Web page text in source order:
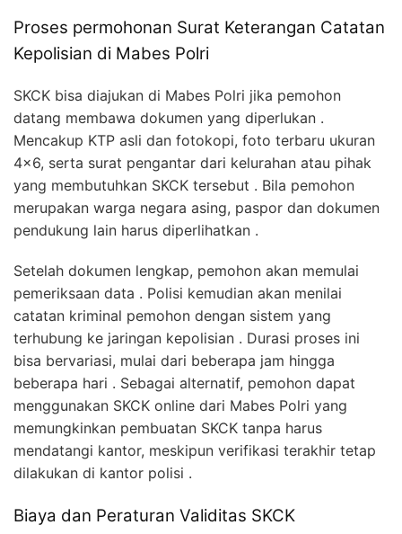
Proses permohonan Surat Keterangan Catatan
Kepolisian di Mabes Polri
SKCK bisa diajukan di Mabes Polri jika pemohon
datang membawa dokumen yang diperlukan .
Mencakup KTP asli dan fotokopi, foto terbaru ukuran
4×6, serta surat pengantar dari kelurahan atau pihak
yang membutuhkan SKCK tersebut . Bila pemohon
merupakan warga negara asing, paspor dan dokumen
pendukung lain harus diperlihatkan .
Setelah dokumen lengkap, pemohon akan memulai
pemeriksaan data . Polisi kemudian akan menilai
catatan kriminal pemohon dengan sistem yang
terhubung ke jaringan kepolisian . Durasi proses ini
bisa bervariasi, mulai dari beberapa jam hingga
beberapa hari . Sebagai alternatif, pemohon dapat
menggunakan SKCK online dari Mabes Polri yang
memungkinkan pembuatan SKCK tanpa harus
mendatangi kantor, meskipun verifikasi terakhir tetap
dilakukan di kantor polisi .
Biaya dan Peraturan Validitas SKCK